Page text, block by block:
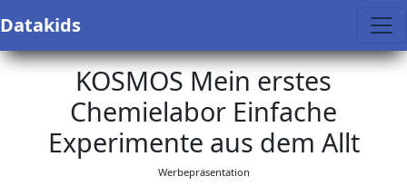
Datakids
KOSMOS Mein erstes
Chemielabor Einfache
Experimente aus dem Allt
Werbepräsentation